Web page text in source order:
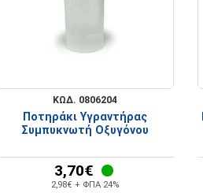
ΚΩΔ. 0806204
Ποτηράκι Υγραντήρας
Συμπυκνωτή Οξυγόνου
3,70€
2,98€ + ΦΠΑ 24%